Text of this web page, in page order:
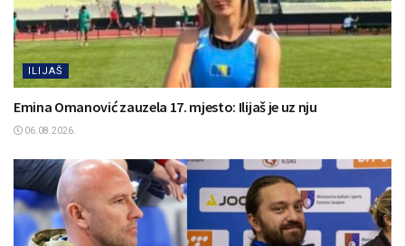
ILIJAŠ
Emina Omanović zauzela 17. mjesto: Ilijaš je uz nju
06.08.2026.